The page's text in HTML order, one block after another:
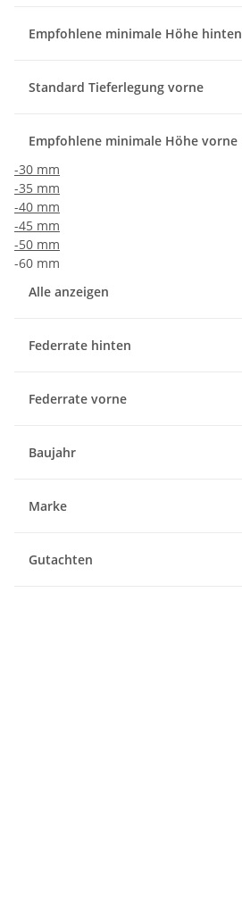
Empfohlene minimale Höhe hinten
Standard Tieferlegung vorne
Empfohlene minimale Höhe vorne
-30 mm
-35 mm
-40 mm
-45 mm
-50 mm
-60 mm
Alle anzeigen
Federrate hinten
Federrate vorne
Baujahr
Marke
Gutachten